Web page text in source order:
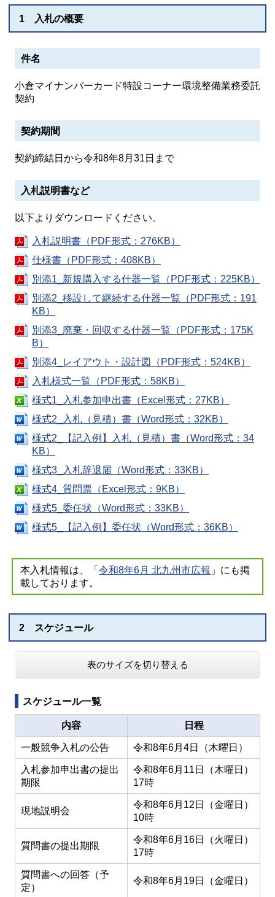
1 入札の概要
件名
小倉マイナンバーカード特設コーナー環境整備業務委託
契約
契約期間
契約締結日から令和8年8月31日まで
入札説明書など
以下よりダウンロードください。
入札説明書（PDF形式：276KB）
仕様書（PDF形式：408KB）
別添1_新規購入する什器一覧（PDF形式：225KB）
別添2_移設して継続する什器一覧（PDF形式：191
KB）
別添3_廃棄・回収する什器一覧（PDF形式：175K
B）
別添4_レイアウト・設計図（PDF形式：524KB）
入札様式一覧（PDF形式：58KB）
様式1_入札参加申出書（Excel形式：27KB）
様式2_入札（見積）書（Word形式：32KB）
様式2_【記入例】入札（見積）書（Word形式：34
KB）
様式3_入札辞退届（Word形式：33KB）
様式4_質問票（Excel形式：9KB）
様式5_委任状（Word形式：33KB）
様式5_【記入例】委任状（Word形式：36KB）
本入札情報は、「 令和8年6月 北九州市広報 」にも掲
載しております。
2 スケジュール
表のサイズを切り替える
スケジュール一覧
内容 日程
一般競争入札の公告 令和8年6月4日（木曜日）
入札参加申出書の提出
期限
令和8年6月11日（木曜日）
17時
現地説明会
令和8年6月12日（金曜日）
10時
質問書の提出期限
令和8年6月16日（火曜日）
17時
質問書への回答（予
定）
令和8年6月19日（金曜日）